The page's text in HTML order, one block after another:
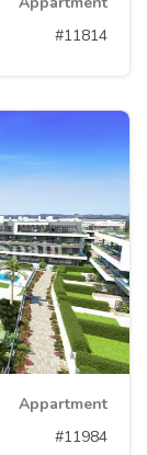
#11814
Appartment
#11984